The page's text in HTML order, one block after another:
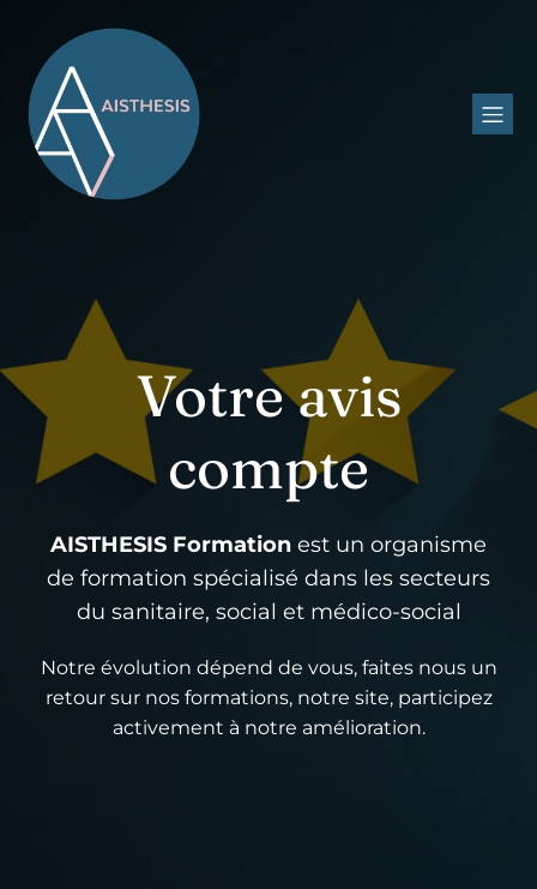
Votre avis
compte
AISTHESIS Formation est un organisme
de formation spécialisé dans les secteurs
du sanitaire, social et médico-social
Notre évolution dépend de vous, faites nous un
retour sur nos formations, notre site, participez
activement à notre amélioration.